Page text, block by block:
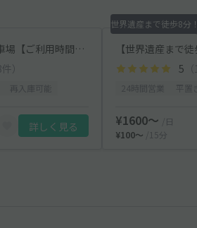
海老屋長造akippa駐車場【ご利用時間：8:00～19:00】
）
詳しく見る
【世界遺産まで
5
¥1600〜
/日
¥100〜
/15分